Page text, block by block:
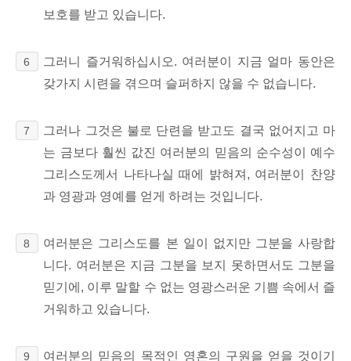
보호를 받고 있습니다.
6 그러니
즐거워하십시오. 여러분이 지금 얼마 동안은
갖가지 시련을 겪으며 슬퍼하지 않을 수 없습니다.
7
그러나 그것은 불로 단련을 받고도 결국 없어지고 마
는 금보다 훨씬 값진 여러분의 믿음의 순수성이 예수
그리스도께서 나타나실 때에
밝혀져, 여러분이 찬양
과 영광과 영예를 얻게 하려는 것입니다.
8
여러분은 그리스도를 본 일이 없지만 그분을 사랑합
니다. 여러분은 지금 그분을 보지 못하면서도 그분을
믿기에, 이루 말할 수 없는 영광스러운 기쁨 속에서 즐
거워하고 있습니다.
9 여러분의 믿음의 목적인 영혼의 구원을 얻을 것이기